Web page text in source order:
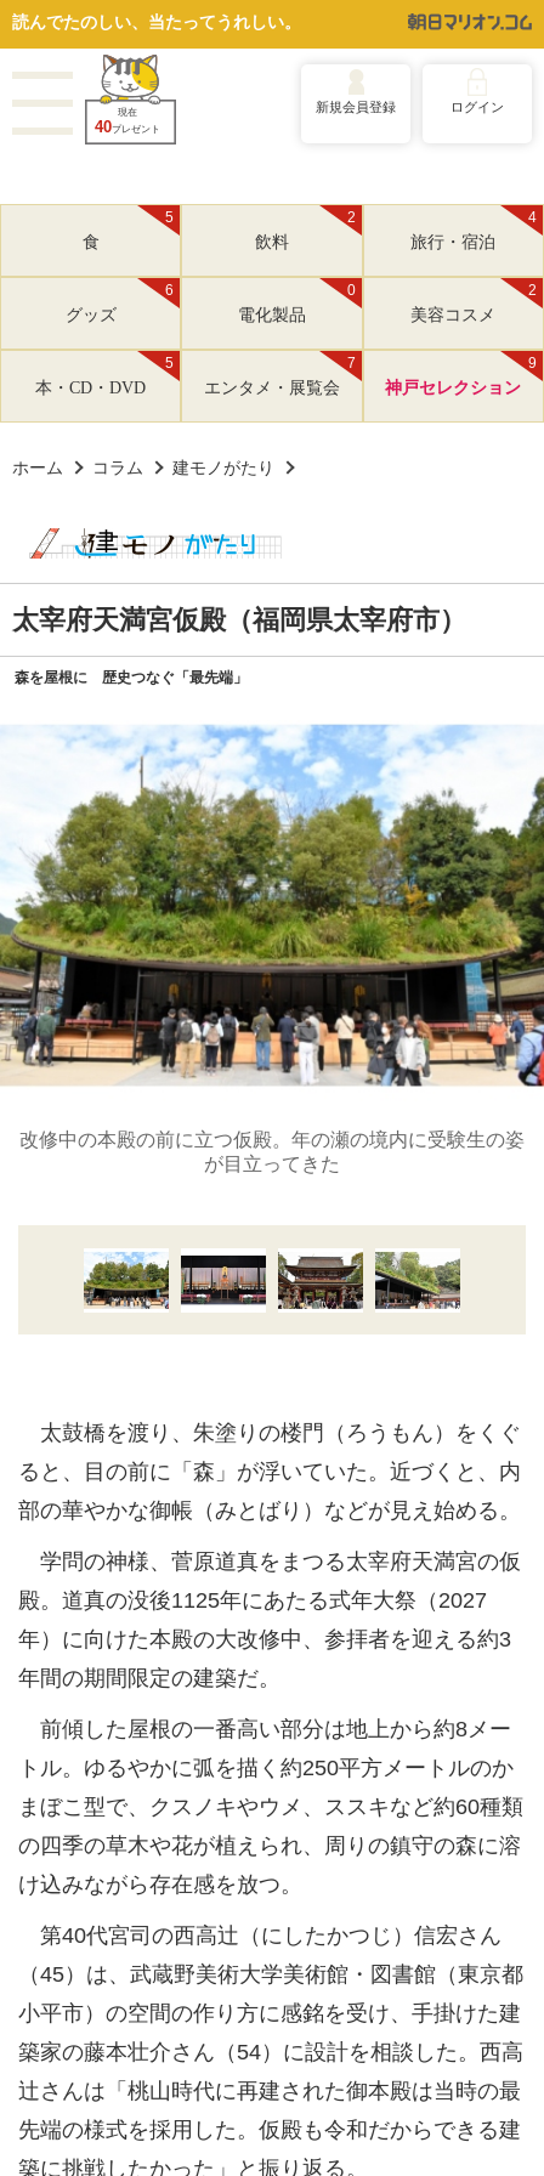
読んでたのしい、当たってうれしい。
現在
40プレゼント
新規会員登録 ログイン
5
食
2
飲料
4
旅行・宿泊
6
グッズ
0
電化製品
2
美容コスメ
5
本・CD・DVD
7
エンタメ・展覧会
9
神戸セレクション
ホーム コラム 建モノがたり
太宰府天満宮仮殿（福岡県太宰府市）
森を屋根に 歴史つなぐ「最先端」
改修中の本殿の前に立つ仮殿。年の瀬の境内に受験生の姿
が目立ってきた
太鼓橋を渡り、朱塗りの楼門（ろうもん）をくぐ
ると、目の前に「森」が浮いていた。近づくと、内
部の華やかな御帳（みとばり）などが見え始める。
学問の神様、菅原道真をまつる太宰府天満宮の仮
殿。道真の没後1125年にあたる式年大祭（2027
年）に向けた本殿の大改修中、参拝者を迎える約3
年間の期間限定の建築だ。
前傾した屋根の一番高い部分は地上から約8メー
トル。ゆるやかに弧を描く約250平方メートルのか
まぼこ型で、クスノキやウメ、ススキなど約60種類
の四季の草木や花が植えられ、周りの鎮守の森に溶
け込みながら存在感を放つ。
第40代宮司の西高辻（にしたかつじ）信宏さん
（45）は、武蔵野美術大学美術館・図書館（東京都
小平市）の空間の作り方に感銘を受け、手掛けた建
築家の藤本壮介さん（54）に設計を相談した。西高
辻さんは「桃山時代に再建された御本殿は当時の最
先端の様式を採用した。仮殿も令和だからできる建
築に挑戦したかった」と振り返る。